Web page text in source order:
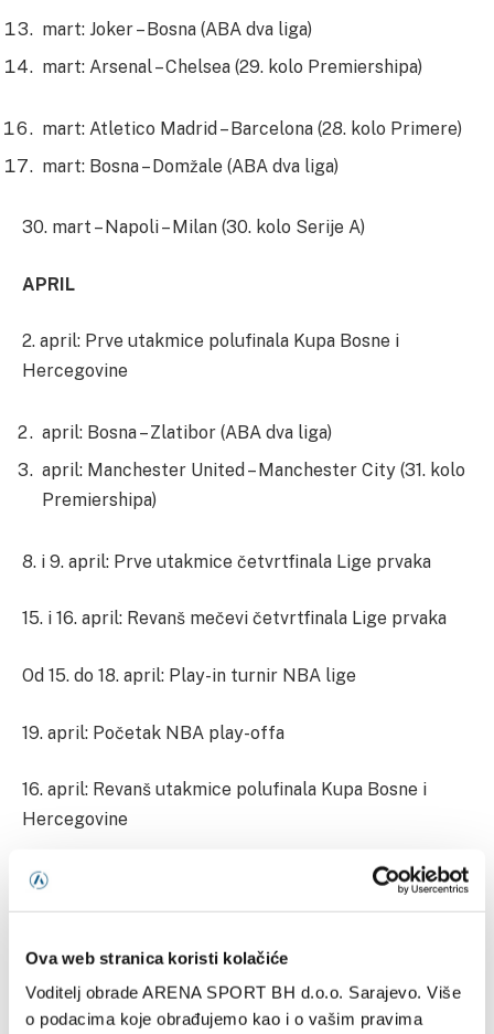
Ova web stranica koristi kolačiće
Voditelj obrade ARENA SPORT BH d.o.o. Sarajevo. Više
o podacima koje obrađujemo kao i o vašim pravima
mart: Joker – Bosna (ABA dva liga)
mart: Arsenal – Chelsea (29. kolo Premiershipa)
mart: Atletico Madrid – Barcelona (28. kolo Primere)
mart: Bosna – Domžale (ABA dva liga)
30. mart – Napoli – Milan (30. kolo Serije A)
APRIL
2. april: Prve utakmice polufinala Kupa Bosne i
Hercegovine
april: Bosna – Zlatibor (ABA dva liga)
april: Manchester United – Manchester City (31. kolo
Premiershipa)
8. i 9. april: Prve utakmice četvrtfinala Lige prvaka
15. i 16. april: Revanš mečevi četvrtfinala Lige prvaka
Od 15. do 18. april: Play-in turnir NBA lige
19. april: Početak NBA play-offa
16. april: Revanš utakmice polufinala Kupa Bosne i
Hercegovine
29. i 30. april: Prve utakmice polufinala Lige prvaka
maj: Chelsea – Liverpool (35. kolo Premier League)